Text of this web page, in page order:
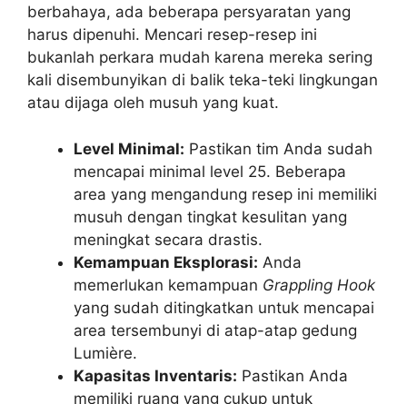
berbahaya, ada beberapa persyaratan yang
harus dipenuhi. Mencari resep-resep ini
bukanlah perkara mudah karena mereka sering
kali disembunyikan di balik teka-teki lingkungan
atau dijaga oleh musuh yang kuat.
Level Minimal: Pastikan tim Anda sudah
mencapai minimal level 25. Beberapa
area yang mengandung resep ini memiliki
musuh dengan tingkat kesulitan yang
meningkat secara drastis.
Kemampuan Eksplorasi: Anda
memerlukan kemampuan Grappling Hook
yang sudah ditingkatkan untuk mencapai
area tersembunyi di atap-atap gedung
Lumière.
Kapasitas Inventaris: Pastikan Anda
memiliki ruang yang cukup untuk